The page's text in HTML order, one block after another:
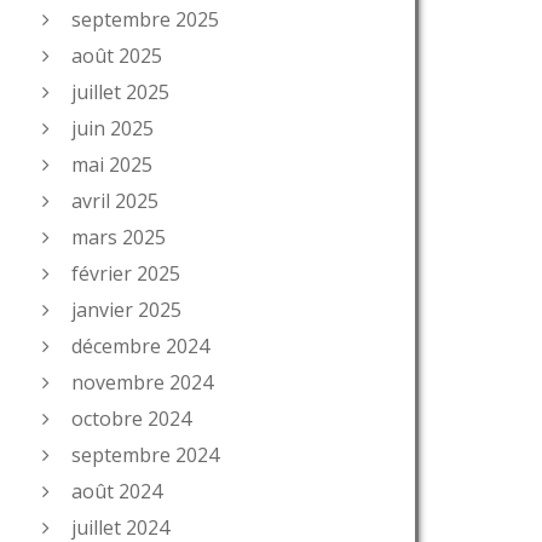
septembre 2025
août 2025
juillet 2025
juin 2025
mai 2025
avril 2025
mars 2025
février 2025
janvier 2025
décembre 2024
novembre 2024
octobre 2024
septembre 2024
août 2024
juillet 2024